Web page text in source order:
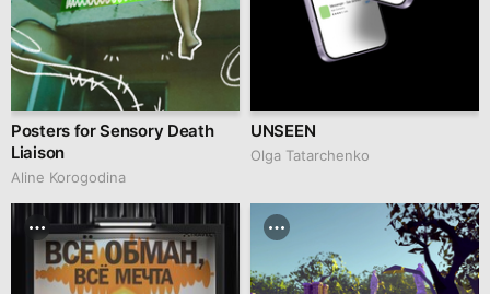
Posters for Sensory Death
Liaison
Aline Korogodina
UNSEEN
Olga Tatarchenko